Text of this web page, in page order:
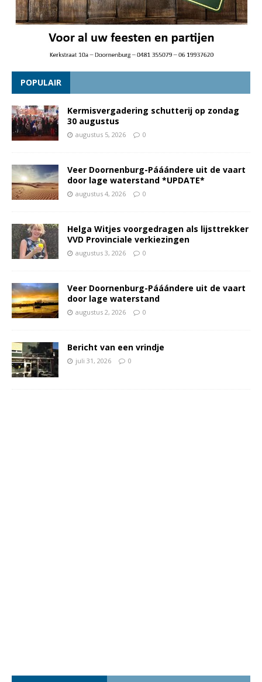
POPULAIR
Kermisvergadering schutterij op zondag
30 augustus
augustus 5, 2026 0
Veer Doornenburg-Pááándere uit de vaart
door lage waterstand *UPDATE*
augustus 4, 2026 0
Helga Witjes voorgedragen als lijsttrekker
VVD Provinciale verkiezingen
augustus 3, 2026 0
Veer Doornenburg-Pááándere uit de vaart
door lage waterstand
augustus 2, 2026 0
Bericht van een vrindje
juli 31, 2026 0